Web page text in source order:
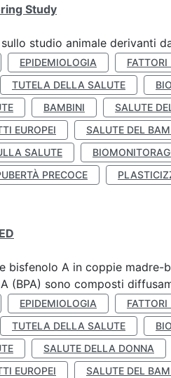
Study
studio animale derivanti
EPIDEMIOLOGIA FATTORI
TUTELA DELLA SALUTE
BAMBINI SALUTE
EUROPEI SALUTE DEL
SALUTE
PRECOCE
bisfenolo A in coppie
(BPA) sono composti
EPIDEMIOLOGIA FATTORI
TUTELA DELLA SALUTE
SALUTE DELLA DONNA
EUROPEI SALUTE DEL